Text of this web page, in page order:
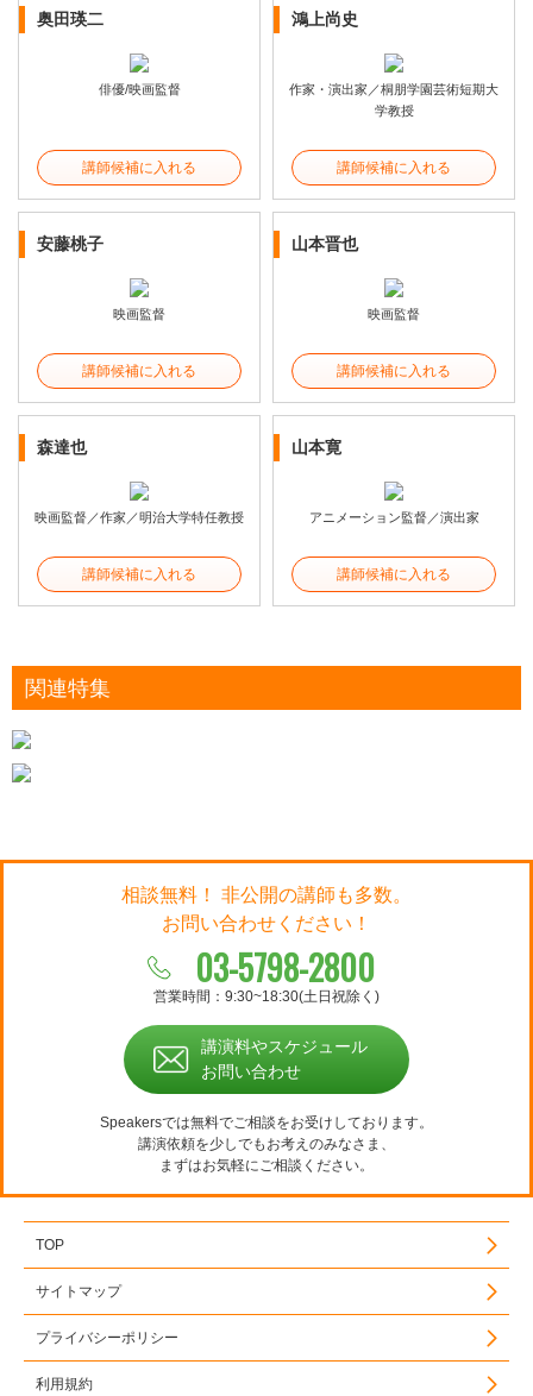
奥田瑛二
俳優/映画監督
講師候補に入れる
鴻上尚史
作家・演出家／桐朋学園芸術短期大
学教授
講師候補に入れる
安藤桃子
映画監督
講師候補に入れる
山本晋也
映画監督
講師候補に入れる
森達也
映画監督／作家／明治大学特任教授
講師候補に入れる
山本寛
アニメーション監督／演出家
講師候補に入れる
関連特集
相談無料！ 非公開の講師も多数。
お問い合わせください！
03-5798-2800
営業時間：9:30~18:30(土日祝除く)
講演料やスケジュール
お問い合わせ
Speakersでは無料でご相談をお受けしております。
講演依頼を少しでもお考えのみなさま、
まずはお気軽にご相談ください。
TOP
サイトマップ
プライバシーポリシー
利用規約